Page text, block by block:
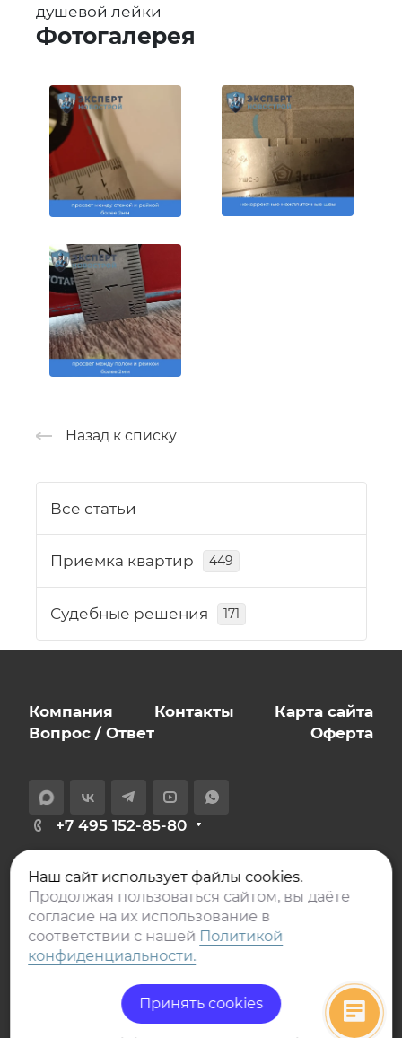
душевой лейки
Фотогалерея
Назад к списку
Все статьи
Приемка квартир 449
Судебные решения 171
Компания Контакты
Карта сайта
Вопрос / Ответ
Оферта
+7 495 152-85-80
129626, Москва,
проспект Мира, дом 106, офис 401
© 2017-2026 Эксперт
Политика
конфиденциальности
Наш сайт использует файлы cookies.
Продолжая пользоваться сайтом, вы даёте
согласие на их использование в
соответствии с нашей Политикой
конфиденциальности.
Принять cookies